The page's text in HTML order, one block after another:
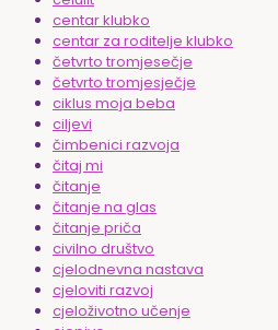
centar klubko
centar za roditelje klubko
četvrto tromjesečje
četvrto tromjesječje
ciklus moja beba
ciljevi
čimbenici razvoja
čitaj mi
čitanje
čitanje na glas
čitanje priča
civilno društvo
cjelodnevna nastava
cjeloviti razvoj
cjeloživotno učenje